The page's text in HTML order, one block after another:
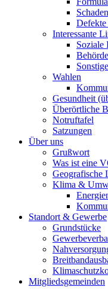
Defekte
Interessante
Soziale
Wahlen
Gesundheit
Überörtliche
Notruftafel
Satzungen
Über uns
Grußwort
Was ist eine
Geografische
Klima &
Standort & Gewerbe
Grundstücke
Mitgliedsgemeinden